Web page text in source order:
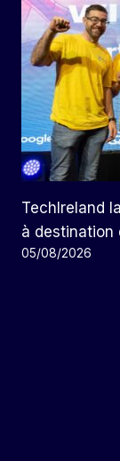
TechIreland
à destination
05/08/2026